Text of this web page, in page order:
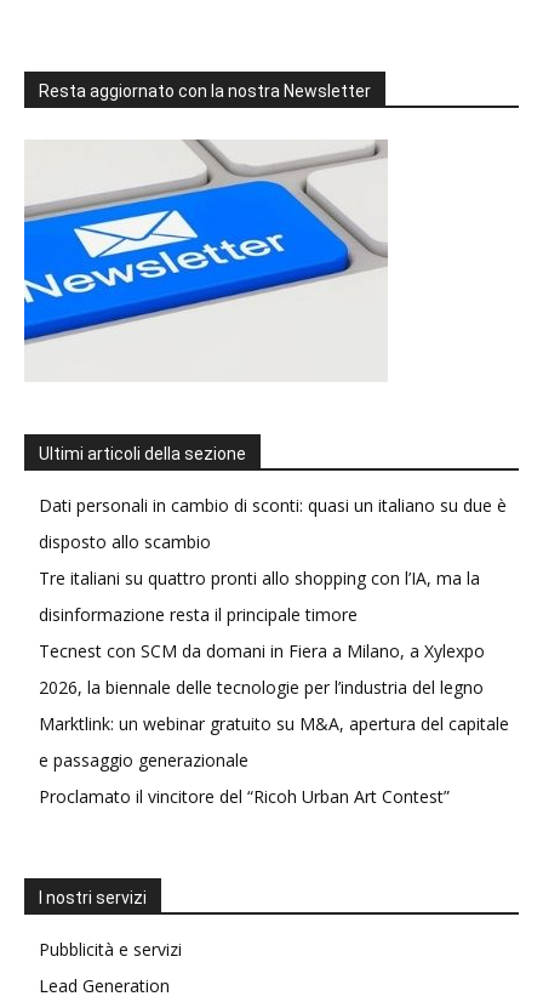
Resta aggiornato con la nostra Newsletter
Ultimi articoli della sezione
Dati personali in cambio di sconti: quasi un italiano su due è
disposto allo scambio
Tre italiani su quattro pronti allo shopping con l’IA, ma la
disinformazione resta il principale timore
Tecnest con SCM da domani in Fiera a Milano, a Xylexpo
2026, la biennale delle tecnologie per l’industria del legno
Marktlink: un webinar gratuito su M&A, apertura del capitale
e passaggio generazionale
Proclamato il vincitore del “Ricoh Urban Art Contest”
I nostri servizi
Pubblicità e servizi
Lead Generation